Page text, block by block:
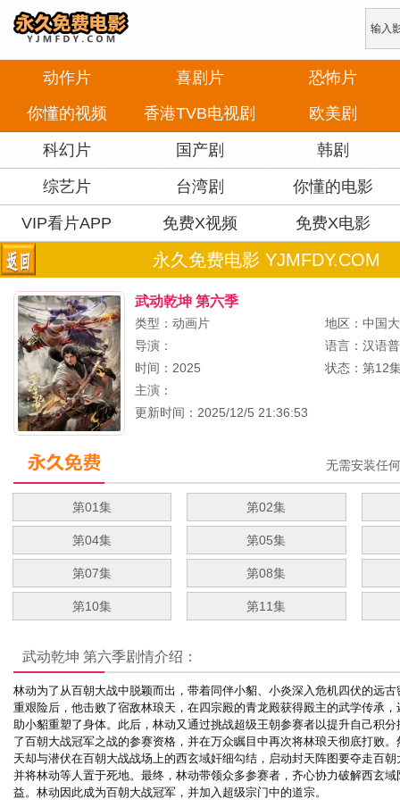
动作片 喜剧片
恐怖片
你懂的视频
香港TVB电视剧 欧美剧
科幻片 国产剧 韩剧
综艺片 台湾剧 你懂的电影
VIP看片APP 免费X视频 免费X电影
永久免费电影 YJMFDY.COM
武动乾坤 第六季
类型：动画片
地区：中国
导演：
语言：汉语
时间：2025
状态：第12
主演：
更新时间：2025/12/5 21:36:53
无需安装任
第01集 第02集
第04集 第05集
第07集 第08集
第10集 第11集
武动乾坤 第六季剧情介绍：
林动为了从百朝大战中脱颖而出，带着同伴小貂、小炎深入危机四伏的远
重艰险后，他击败了宿敌林琅天，在四宗殿的青龙殿获得殿主的武学传承
助小貂重塑了身体。此后，林动又通过挑战超级王朝参赛者以提升自己积
了百朝大战冠军之战的参赛资格，并在万众瞩目中再次将林琅天彻底打败
天却与潜伏在百朝大战战场上的西玄域奸细勾结，启动封天阵图要夺走百
并将林动等人置于死地。最终，林动带领众多参赛者，齐心协力破解西玄
益。林动因此成为百朝大战冠军，并加入超级宗门中的道宗。